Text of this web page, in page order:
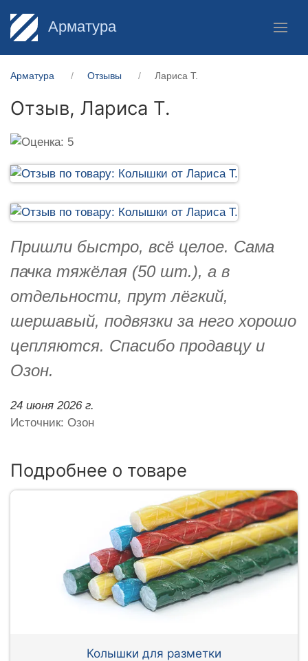
Арматура
Арматура Отзывы Лариса Т.
Отзыв, Лариса Т.
Пришли быстро, всё целое. Сама
пачка тяжёлая (50 шт.), а в
отдельности, прут лёгкий,
шершавый, подвязки за него хорошо
цепляются. Спасибо продавцу и
Озон.
24 июня 2026 г.
Источник: Озон
Подробнее о товаре
Колышки для разметки